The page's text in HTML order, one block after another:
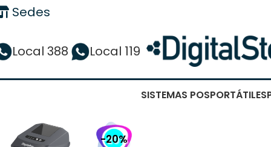
Sedes
Local 388 Local 119
SISTEMAS POSPORTÁTILES
-20%